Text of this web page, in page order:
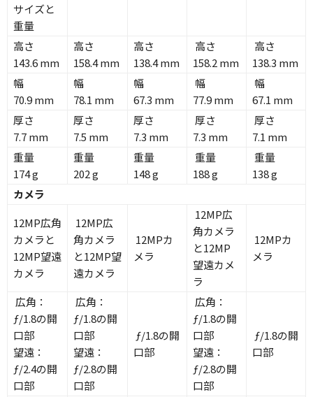
サイズと
重量
高さ
143.6 mm
高さ
158.4 mm
高さ
138.4 mm
高さ
158.2 mm
高さ
138.3 mm
幅
70.9 mm
幅
78.1 mm
幅
67.3 mm
幅
77.9 mm
幅
67.1 mm
厚さ
7.7 mm
厚さ
7.5 mm
厚さ
7.3 mm
厚さ
7.3 mm
厚さ
7.1 mm
重量
174 g
重量
202 g
重量
148 g
重量
188 g
重量
138 g
カメラ
12MP広角
カメラと
12MP望遠
カメラ
12MP広
角カメラ
と12MP望
遠カメラ
12MPカ
メラ
12MP広
角カメラ
と12MP
望遠カメ
ラ
12MPカ
メラ
広角：
ƒ/1.8の開
口部
望遠：
ƒ/2.4の開
口部
広角：
ƒ/1.8の開
口部
望遠：
ƒ/2.8の開
口部
ƒ/1.8の開
口部
広角：
ƒ/1.8の開
口部
望遠：
ƒ/2.8の開
口部
ƒ/1.8の開
口部